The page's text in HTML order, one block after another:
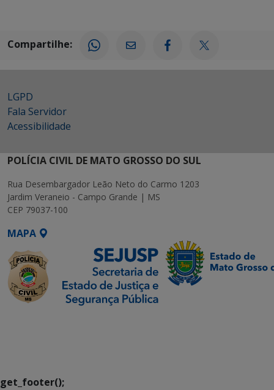
Compartilhe:
LGPD
Fala Servidor
Acessibilidade
POLÍCIA CIVIL DE MATO GROSSO DO SUL
Rua Desembargador Leão Neto do Carmo 1203
Jardim Veraneio - Campo Grande | MS
CEP 79037-100
MAPA
get_footer();